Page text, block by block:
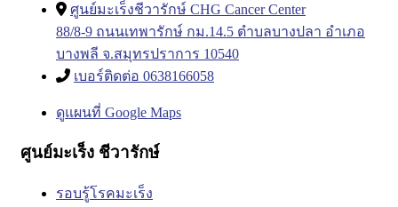
ศูนย์มะเร็งชีวารักษ์ CHG Cancer Center
88/8-9 ถนนเทพารักษ์ กม.14.5 ตำบลบางปลา อำเภอ
บางพลี จ.สมุทรปราการ 10540
เบอร์ติดต่อ 0638166058
ดูแผนที่ Google Maps
ศูนย์มะเร็ง ชีวารักษ์
รอบรู้โรคมะเร็ง